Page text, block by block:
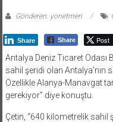
Gönderen: yonetmen
Share Share Post
Antalya Deniz Ticaret Odası
sahil şeridi olan Antalya’nın
Özellikle Alanya-Manavgat
gerekiyor” diye konuştu.
Çetin, “640 kilometrelik sahil